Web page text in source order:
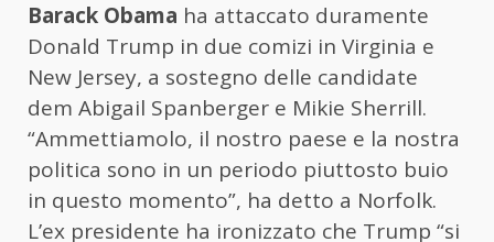
Barack Obama ha attaccato duramente
Donald Trump in due comizi in Virginia e
New Jersey, a sostegno delle candidate
dem Abigail Spanberger e Mikie Sherrill.
“Ammettiamolo, il nostro paese e la nostra
politica sono in un periodo piuttosto buio
in questo momento”, ha detto a Norfolk.
L’ex presidente ha ironizzato che Trump “si